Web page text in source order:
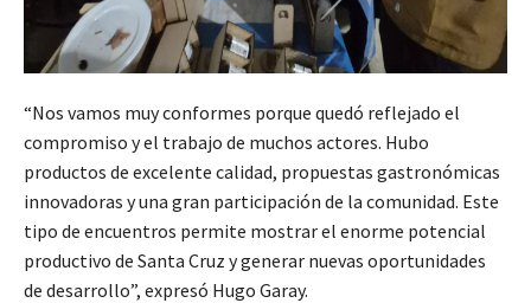
“Nos vamos muy conformes porque quedó reflejado el
compromiso y el trabajo de muchos actores. Hubo
productos de excelente calidad, propuestas gastronómicas
innovadoras y una gran participación de la comunidad. Este
tipo de encuentros permite mostrar el enorme potencial
productivo de Santa Cruz y generar nuevas oportunidades
de desarrollo”, expresó Hugo Garay.